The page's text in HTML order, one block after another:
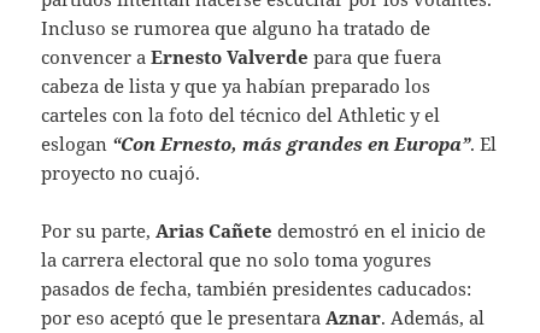
Incluso se rumorea que alguno ha tratado de
convencer aErnesto Valverde para que fuera
cabeza de lista y que ya habían preparado los
carteles con la foto del técnico del Athletic y el
eslogan “Con Ernesto, más grandes en Europa”. El
proyecto no cuajó.
Por su parte,Arias Cañete demostró en el inicio de
la carrera electoral que no solo toma yogures
pasados de fecha, también presidentes caducados:
por eso aceptó que le presentara Aznar. Además, al